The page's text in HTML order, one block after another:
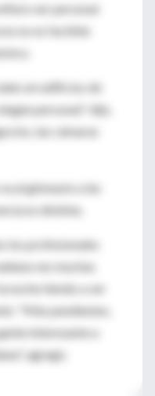
ver personal
no es factible
en edificios de
personal," dijo,
las cámaras
al gimnasio a las
es distinta.
los profesionales
ves muchas
noche tiendo a ver
"Más pendientes,
interesante a
agregó.